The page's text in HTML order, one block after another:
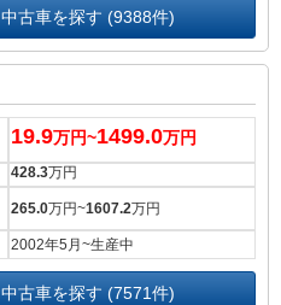
中古車を探す (9388件)
19.9万円~1499.0万円
428.3万円
265.0万円~1607.2万円
2002年5月~生産中
中古車を探す (7571件)